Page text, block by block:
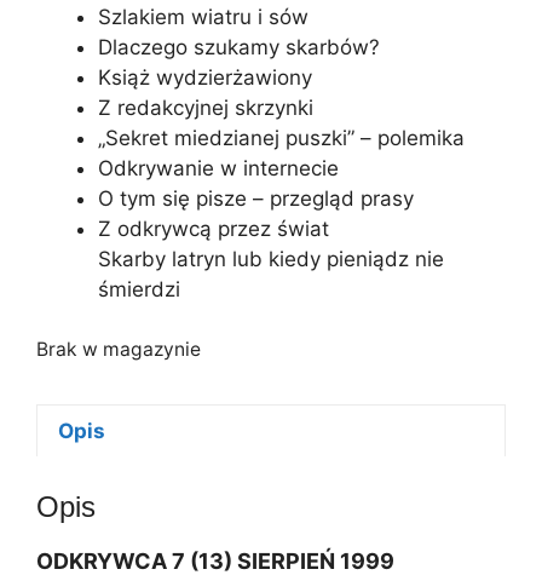
Szlakiem wiatru i sów
Dlaczego szukamy skarbów?
Książ wydzierżawiony
Z redakcyjnej skrzynki
„Sekret miedzianej puszki” – polemika
Odkrywanie w internecie
O tym się pisze – przegląd prasy
Z odkrywcą przez świat
Skarby latryn lub kiedy pieniądz nie
śmierdzi
Brak w magazynie
Opis
Opis
ODKRYWCA 7 (13) SIERPIEŃ 1999